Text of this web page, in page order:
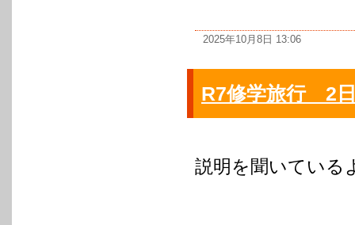
2025年10月8日 13:06
R7修学旅行 2
説明を聞いている